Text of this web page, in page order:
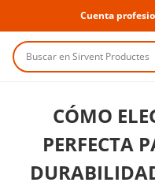
Cuenta
Buscar en Sirvent Productes
CÓMO
PERFECTA